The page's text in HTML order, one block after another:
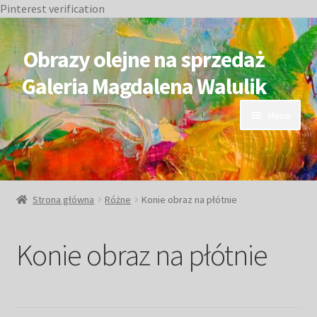
Pinterest verification
do
nawigacji
do
treści
Obrazy olejne na sprzedaż
Galeria Magdalena Walulik
OBRAZY DOSTĘPNE
Małe obrazy
Strona główna Różne Konie obraz na płótnie
Konie obraz na płótnie